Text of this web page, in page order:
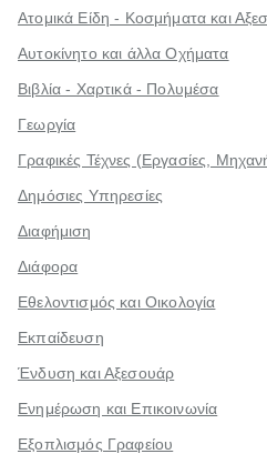
Ατομικά Είδη - Κοσμήματα και
Αυτοκίνητο και άλλα Οχήματα
Βιβλία - Χαρτικά - Πολυμέσα
Γεωργία
Γραφικές Τέχνες (Εργασίες,
Δημόσιες Υπηρεσίες
Διαφήμιση
Διάφορα
Εθελοντισμός και Οικολογία
Εκπαίδευση
Ένδυση και Αξεσουάρ
Ενημέρωση και Επικοινωνία
Εξοπλισμός Γραφείου